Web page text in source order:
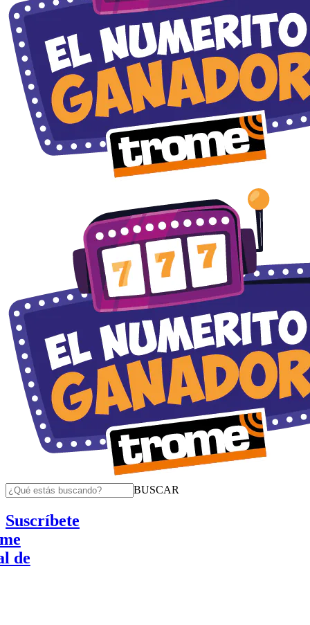
BUSCAR
Suscríbete